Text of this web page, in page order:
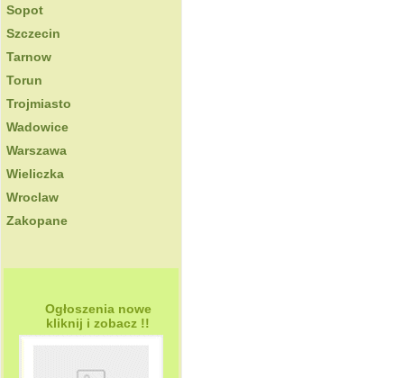
Sopot
Szczecin
Tarnow
Torun
Trojmiasto
Wadowice
Warszawa
Wieliczka
Wroclaw
Zakopane
Ogłoszenia nowe
kliknij i zobacz !!